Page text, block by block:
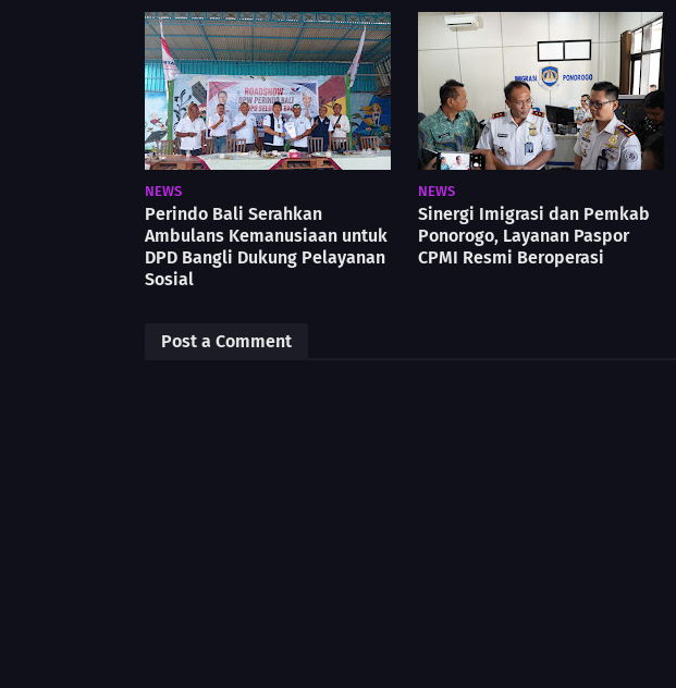
NEWS
Perindo Bali Serahkan
Ambulans Kemanusiaan untuk
DPD Bangli Dukung Pelayanan
Sosial
NEWS
Sinergi Imigrasi dan Pemkab
Ponorogo, Layanan Paspor
CPMI Resmi Beroperasi
Post a Comment